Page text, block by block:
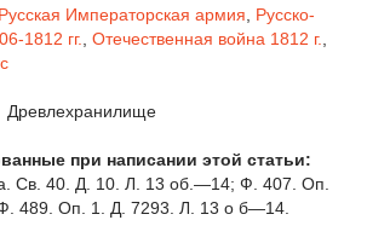
Русская Императорская армия, Русско-
1812 гг., Отечественная война 1812 г.,
Древлехранилище
при написании этой статьи:
Св. 40. Д. 10. Л. 13 об.—14; Ф. 407. Оп.
489. Оп. 1. Д. 7293. Л. 13 о б—14.